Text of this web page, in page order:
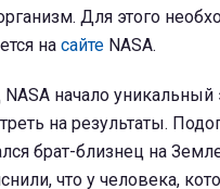
Для этого
на сайте NASA.
начало
на результаты.
брат-близнец на
что у человека,